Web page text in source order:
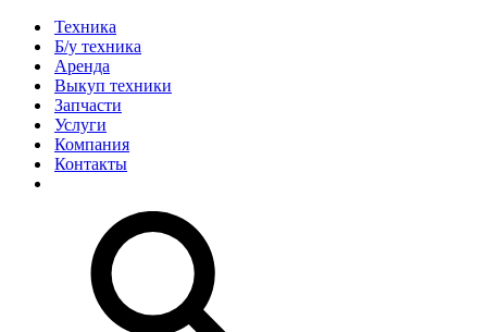
Техника
Б/у техника
Аренда
Выкуп техники
Запчасти
Услуги
Компания
Контакты